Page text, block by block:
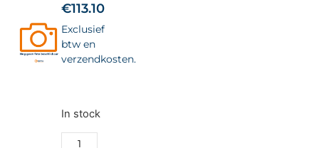
€113.10
Exclusief
btw en
verzendkosten.
In stock